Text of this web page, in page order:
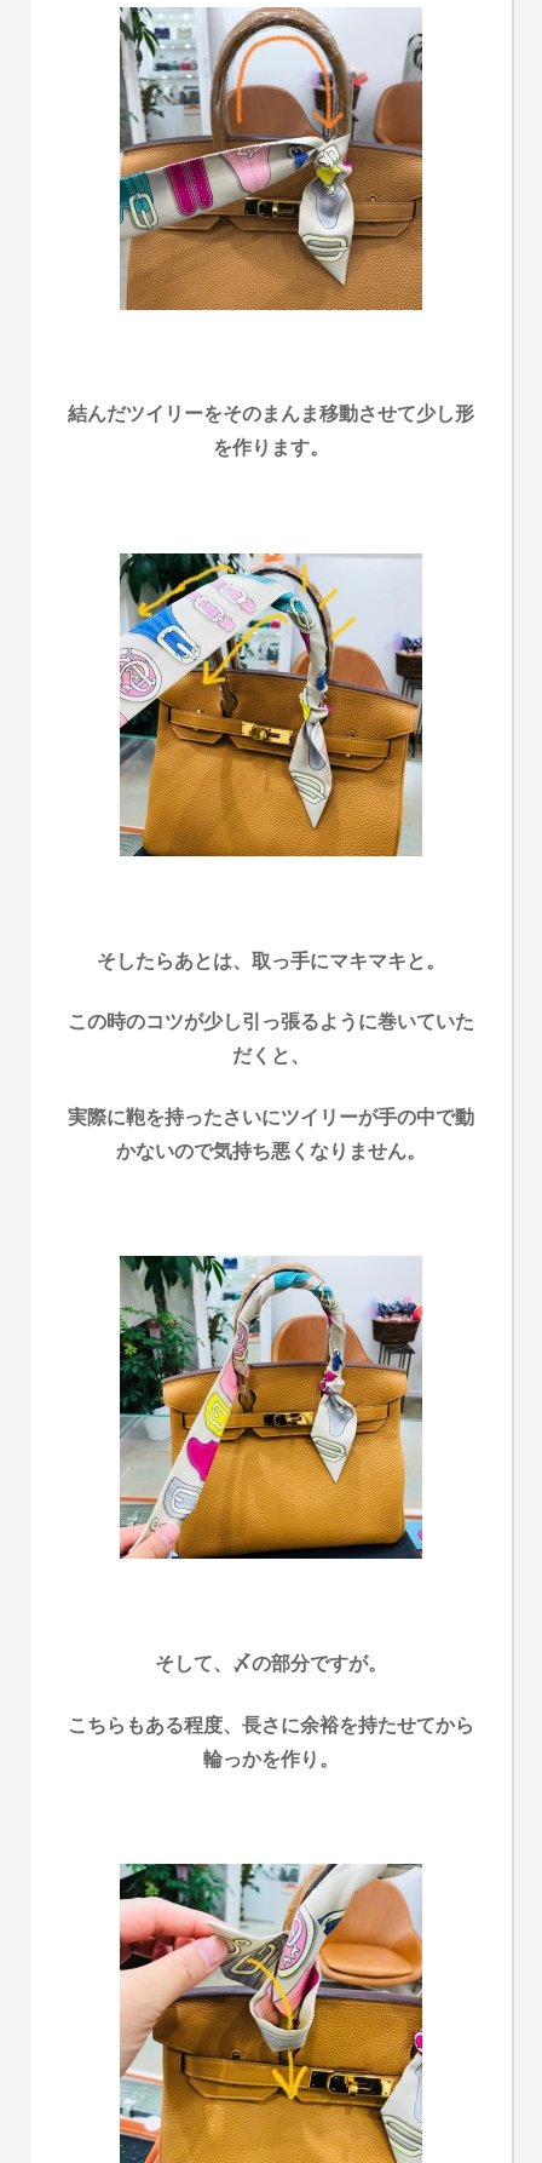
結んだツイリーをそのまんま移動させて少し形
を作ります。
そしたらあとは、取っ手にマキマキと。
この時のコツが少し引っ張るように巻いていた
だくと、
実際に鞄を持ったさいにツイリーが手の中で動
かないので気持ち悪くなりません。
そして、〆の部分ですが。
こちらもある程度、長さに余裕を持たせてから
輪っかを作り。